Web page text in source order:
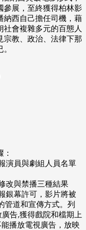
參展，至終獲得柏林影
納西自己擔任司機，藉
社會複雜多元的百態人
宗教、政治、法律下那
演員與劇組人員名單
改與禁播三種結果
銀幕許可，影片將被
管道和宣傳方式。列
告,獲得戲院和檔期上
播放電視廣告，放映